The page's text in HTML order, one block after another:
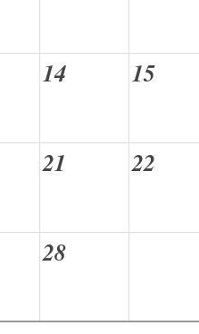
14 15
21 22
28